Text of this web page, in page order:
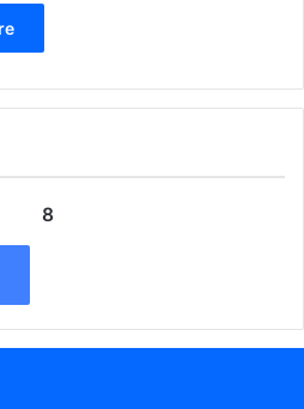
8